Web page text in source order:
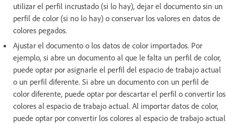
utilizar el perfil incrustado (si lo hay), dejar el documento sin un
perfil de color (si no lo hay) o conservar los valores en datos de
colores pegados.
Ajustar el documento o los datos de color importados. Por
ejemplo, si abre un documento al que le falta un perfil de color,
puede optar por asignarle el perfil del espacio de trabajo actual
o un perfil diferente. Si abre un documento con un perfil de
color diferente, puede optar por descartar el perfil o convertir los
colores al espacio de trabajo actual. Al importar datos de color,
puede optar por convertir los colores al espacio de trabajo actual